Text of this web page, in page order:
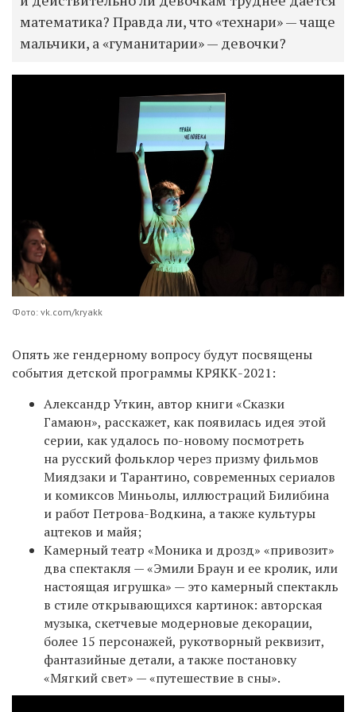
математика? Правда ли, что «технари» — чаще
мальчики, а «гуманитарии» — девочки?
Фото: vk.com/kryakk
Опять же гендерному вопросу будут посвящены
события детской программы КРЯКК-2021:
Александр Уткин, автор книги «Сказки
Гамаюн», расскажет, как появилась идея этой
серии, как удалось по-новому посмотреть
на русский фольклор через призму фильмов
Миядзаки и Тарантино, современных сериалов
и комиксов Миньолы, иллюстраций Билибина
и работ Петрова-Водкина, а также культуры
ацтеков и майя;
Камерный театр «Моника и дрозд» «привозит»
два спектакля — «Эмили Браун и ее кролик, или
настоящая игрушка» — это камерный спектакль
в стиле открывающихся картинок: авторская
музыка, скетчевые модерновые декорации,
более 15 персонажей, рукотворный реквизит,
фантазийные детали, а также постановку
«Мягкий свет» — «путешествие в сны».